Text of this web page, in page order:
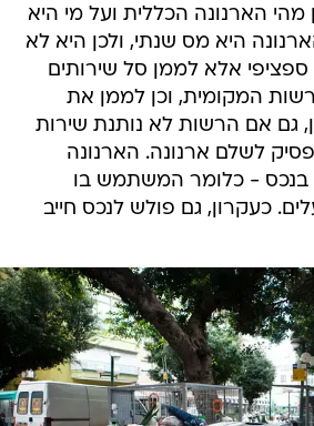
מהי הארנונה הכללית ועל מי היא
היא מס שנתי, ולכן היא לא
ספציפי אלא לממן סל שירותים
המקומית, וכן לממן את
גם אם הרשות לא נותנת שירות
לשלם ארנונה. הארנונה
בנכס - כלומר המשתמש בו
כעקרון, גם פולש לנכס חייב